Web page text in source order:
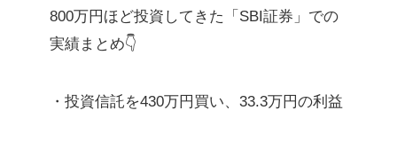
800万円ほど投資してきた「SBI証券」での
実績まとめ👇
・投資信託を430万円買い、33.3万円の利益